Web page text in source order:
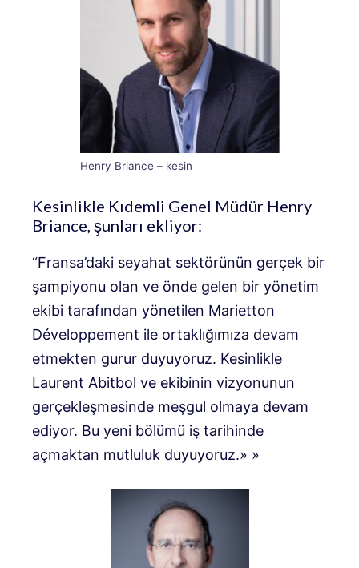
Henry Briance – kesin
Kesinlikle Kıdemli Genel Müdür Henry
Briance, şunları ekliyor:
“Fransa’daki seyahat sektörünün gerçek bir
şampiyonu olan ve önde gelen bir yönetim
ekibi tarafından yönetilen Marietton
Développement ile ortaklığımıza devam
etmekten gurur duyuyoruz. Kesinlikle
Laurent Abitbol ve ekibinin vizyonunun
gerçekleşmesinde meşgul olmaya devam
ediyor. Bu yeni bölümü iş tarihinde
açmaktan mutluluk duyuyoruz.» »